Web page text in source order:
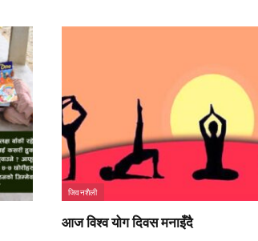
जिवनशैली
आज विश्व योग दिवस मनाइँदै